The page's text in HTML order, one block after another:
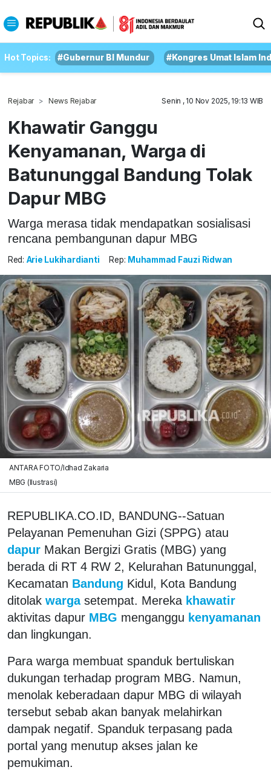
Hot Topics: #Gubernur BI Mundur #Kongres Umat Islam
Rejabar News Rejabar Senin , 10 Nov 2025, 19:13 WIB
Khawatir Ganggu
Kenyamanan, Warga di
Batununggal Bandung Tolak
Dapur MBG
Warga merasa tidak mendapatkan sosialisasi
rencana pembangunan dapur MBG
Red: Arie Lukihardianti Rep: Muhammad Fauzi Ridwan
ANTARA FOTO/Idhad Zakaria
MBG (Ilustrasi)
REPUBLIKA.CO.ID, BANDUNG--Satuan
Pelayanan Pemenuhan Gizi (SPPG) atau
dapur Makan Bergizi Gratis (MBG) yang
berada di RT 4 RW 2, Kelurahan Batununggal,
Kecamatan Bandung Kidul, Kota Bandung
ditolak warga setempat. Mereka khawatir
aktivitas dapur MBG menganggu kenyamanan
dan lingkungan.
Para warga membuat spanduk bertuliskan
dukungan terhadap program MBG. Namun,
menolak keberadaan dapur MBG di wilayah
tersebut sebab akan banyak melahirkan
dampak negatif. Spanduk terpasang pada
portal yang menutup akses jalan ke
pemukiman.